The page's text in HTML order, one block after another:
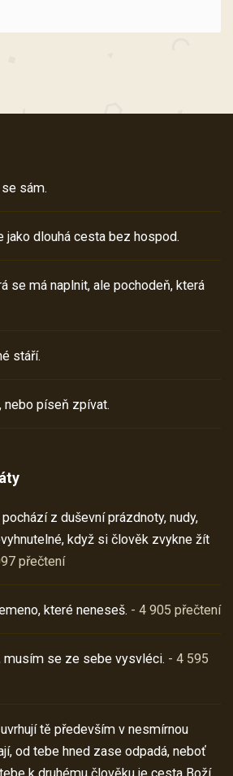
sám.
dlouhá cesta bez hospod.
se má naplnit, ale pochodeň, která
stáří.
nebo píseň zpívat.
z duševní prázdnoty, nudy,
když si člověk zvykne žít
přečtení
které neneseš. - 4 905 přečtení
musím se ze sebe vysvléci. - 4 595
tě především v nesmírnou
od tebe hned zase odpadá, neboť